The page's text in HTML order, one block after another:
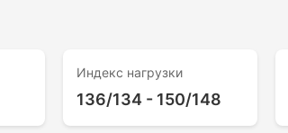
Индекс нагрузки
136/134 - 150/148